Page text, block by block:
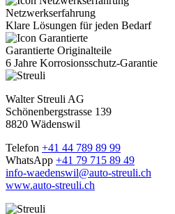
Netzwerkserfahrung
Klare Lösungen für jeden Bedarf
Garantierte Originalteile
6 Jahre Korrosionsschutz-Garantie
Walter Streuli AG
Schönenbergstrasse 139
8820 Wädenswil
Telefon +41 44 789 89 99
WhatsApp +41 79 715 89 49
info-waedenswil@auto-streuli.ch
www.auto-streuli.ch